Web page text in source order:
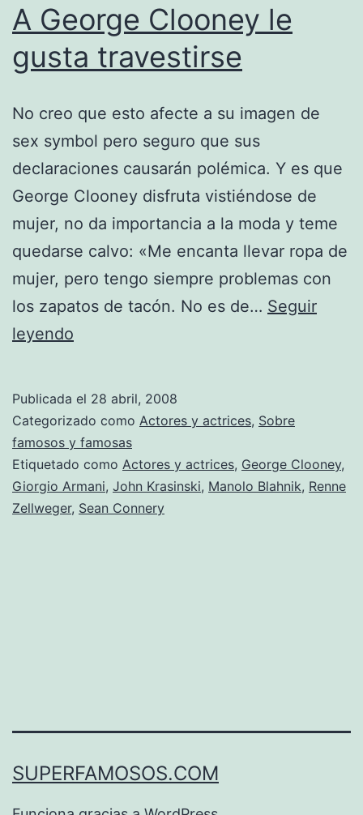
A George Clooney le
gusta travestirse
No creo que esto afecte a su imagen de
sex symbol pero seguro que sus
declaraciones causarán polémica. Y es que
George Clooney disfruta vistiéndose de
mujer, no da importancia a la moda y teme
quedarse calvo: «Me encanta llevar ropa de
mujer, pero tengo siempre problemas con
los zapatos de tacón. No es de… Seguir
leyendo
le
gusta
travestirse
Publicada el 28 abril, 2008
Categorizado como Actores y actrices, Sobre
famosos y famosas
Etiquetado como Actores y actrices, George Clooney,
Giorgio Armani, John Krasinski, Manolo Blahnik, Renne
Zellweger, Sean Connery
SUPERFAMOSOS.COM